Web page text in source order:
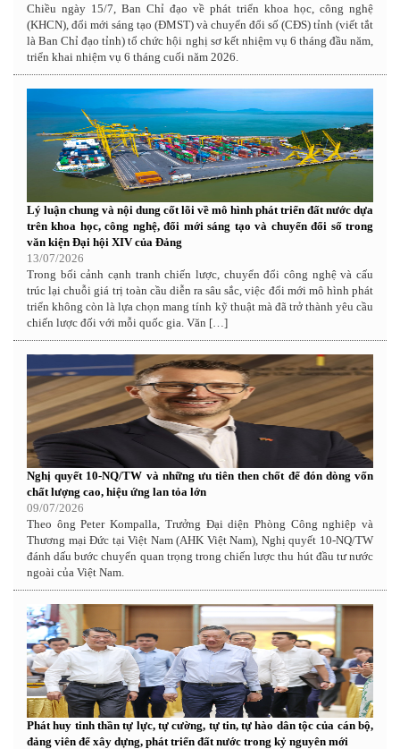
Chiều ngày 15/7, Ban Chỉ đạo về phát triển khoa học, công nghệ
(KHCN), đổi mới sáng tạo (ĐMST) và chuyển đổi số (CĐS) tỉnh (viết tắt
là Ban Chỉ đạo tỉnh) tổ chức hội nghị sơ kết nhiệm vụ 6 tháng đầu năm,
triển khai nhiệm vụ 6 tháng cuối năm 2026.
Lý luận chung và nội dung cốt lõi về mô hình phát triển đất nước dựa
trên khoa học, công nghệ, đổi mới sáng tạo và chuyển đổi số trong
văn kiện Đại hội XIV của Đảng
13/07/2026
Trong bối cảnh cạnh tranh chiến lược, chuyển đổi công nghệ và cấu
trúc lại chuỗi giá trị toàn cầu diễn ra sâu sắc, việc đổi mới mô hình phát
triển không còn là lựa chọn mang tính kỹ thuật mà đã trở thành yêu cầu
chiến lược đối với mỗi quốc gia. Văn […]
Nghị quyết 10-NQ/TW và những ưu tiên then chốt để đón dòng vốn
chất lượng cao, hiệu ứng lan tỏa lớn
09/07/2026
Theo ông Peter Kompalla, Trưởng Đại diện Phòng Công nghiệp và
Thương mại Đức tại Việt Nam (AHK Việt Nam), Nghị quyết 10-NQ/TW
đánh dấu bước chuyển quan trọng trong chiến lược thu hút đầu tư nước
ngoài của Việt Nam.
Phát huy tinh thần tự lực, tự cường, tự tin, tự hào dân tộc của cán bộ,
đảng viên để xây dựng, phát triển đất nước trong kỷ nguyên mới